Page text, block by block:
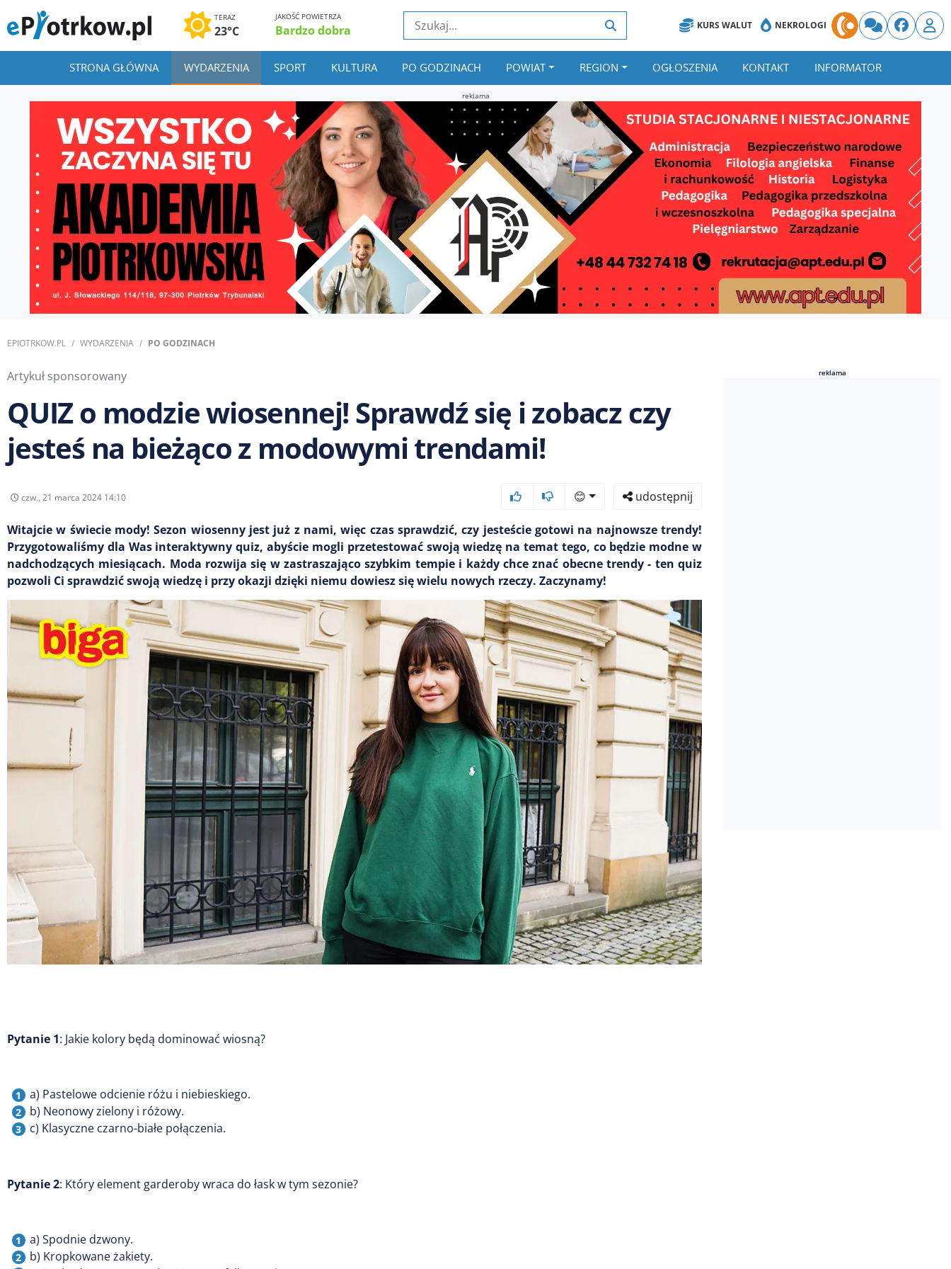
TERAZ
23°C
JAKOŚĆ POWIETRZA
Bardzo dobra KURS WALUT NEKROLOGI
STRONA GŁÓWNA WYDARZENIA SPORT KULTURA PO GODZINACH POWIAT REGION OGŁOSZENIA KONTAKT INFORMATOR
reklama
EPIOTRKOW.PL WYDARZENIA PO GODZINACH
Artykuł sponsorowany
QUIZ o modzie wiosennej! Sprawdź się i zobacz czy
jesteś na bieżąco z modowymi trendami!
czw., 21 marca 2024 14:10 😊 udostępnij
Witajcie w świecie mody! Sezon wiosenny jest już z nami, więc czas sprawdzić, czy jesteście gotowi na najnowsze trendy!
Przygotowaliśmy dla Was interaktywny quiz, abyście mogli przetestować swoją wiedzę na temat tego, co będzie modne w
nadchodzących miesiącach. Moda rozwija się w zastraszająco szybkim tempie i każdy chce znać obecne trendy - ten quiz
pozwoli Ci sprawdzić swoją wiedzę i przy okazji dzięki niemu dowiesz się wielu nowych rzeczy. Zaczynamy!
Pytanie 1: Jakie kolory będą dominować wiosną?
a) Pastelowe odcienie różu i niebieskiego.
b) Neonowy zielony i różowy.
c) Klasyczne czarno-białe połączenia.
Pytanie 2: Który element garderoby wraca do łask w tym sezonie?
a) Spodnie dzwony.
b) Kropkowane żakiety.
reklama
reklama